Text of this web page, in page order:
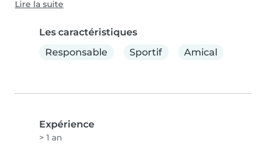
Lire la suite
Les caractéristiques
Responsable
Sportif Amical
Expérience
> 1 an